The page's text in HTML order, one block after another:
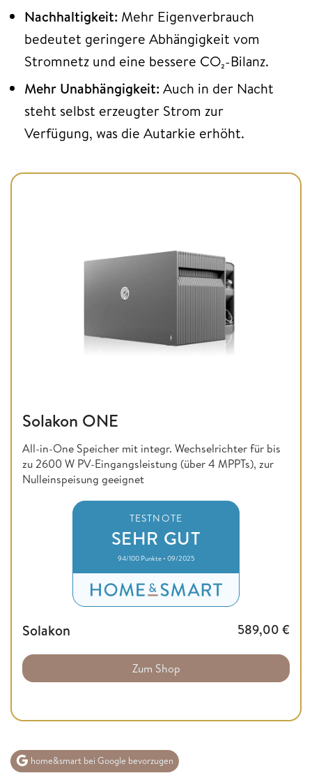
Nachhaltigkeit: Mehr Eigenverbrauch
bedeutet geringere Abhängigkeit vom
Stromnetz und eine bessere CO₂-Bilanz.
Mehr Unabhängigkeit: Auch in der Nacht
steht selbst erzeugter Strom zur
Verfügung, was die Autarkie erhöht.
Solakon ONE
All-in-One Speicher mit integr. Wechselrichter für bis
zu 2600 W PV-Eingangsleistung (über 4 MPPTs), zur
Nulleinspeisung geeignet
TESTNOTE
SEHR GUT
94/100 Punkte • 09/2025
Solakon 589,00 €
Zum Shop
home&smart bei Google bevorzugen